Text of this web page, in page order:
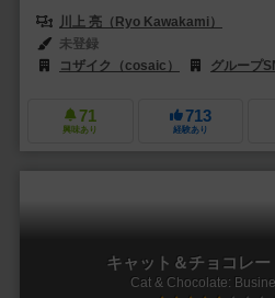
川上 亮（Ryo Kawakami）
未登録
コザイク（cosaic）
グループ
71
興味あり
713
経験あり
キャット＆チョコレ
Cat & Chocolate: